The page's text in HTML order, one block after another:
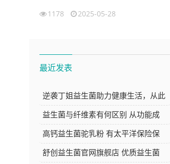
1178 2025-05-28
最近发表
逆袭丁姐益生菌助力健康生活，从此
告别肠胃困扰焕发新活力
益生菌与纤维素有何区别 从功能成
分等方面深度解析
高钙益生菌驼乳粉 有太平洋保险保
障 品质与安心的双重选择
舒创益生菌官网旗舰店 优质益生菌